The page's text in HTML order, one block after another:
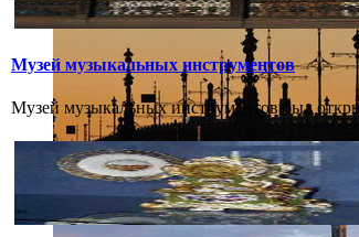
Музей музыкальных инструментов
Музей музыкальных инструментов был